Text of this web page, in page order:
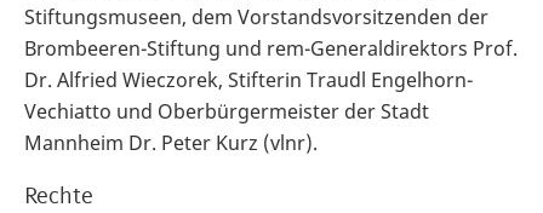
Stiftungsmuseen, dem Vorstandsvorsitzenden der
Brombeeren-Stiftung und rem-Generaldirektors Prof.
Dr. Alfried Wieczorek, Stifterin Traudl Engelhorn-
Vechiatto und Oberbürgermeister der Stadt
Mannheim Dr. Peter Kurz (vlnr).
Rechte